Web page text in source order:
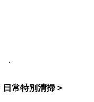
常特別清掃＞